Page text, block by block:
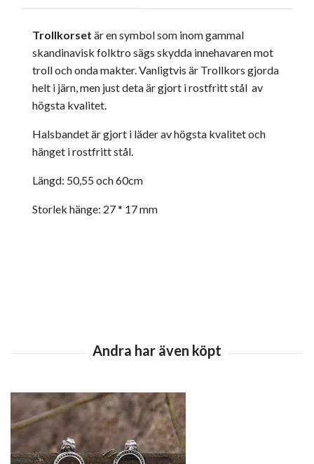
Trollkorset är en symbol som inom gammal
skandinavisk folktro sägs skydda innehavaren mot
troll och onda makter. Vanligtvis är Trollkors gjorda
helt i järn, men just deta är gjort i rostfritt stål av
högsta kvalitet.
Halsbandet är gjort i läder av högsta kvalitet och
hänget i rostfritt stål.
Längd: 50,55 och 60cm
Storlek hänge: 27 * 17 mm